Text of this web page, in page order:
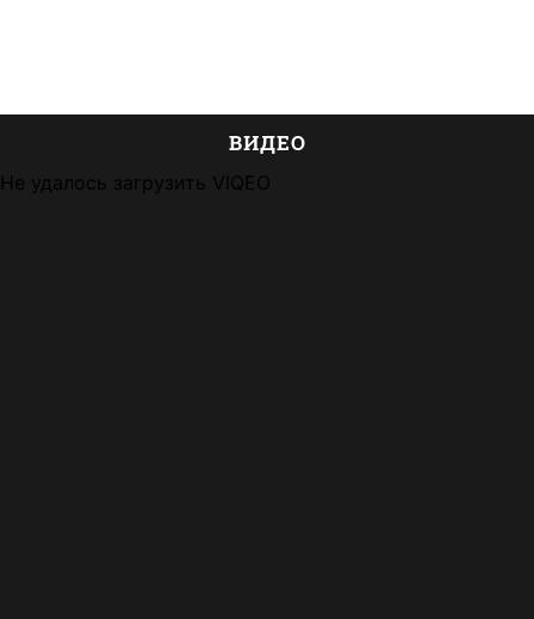
ВИДЕО
Не удалось загрузить VIQEO